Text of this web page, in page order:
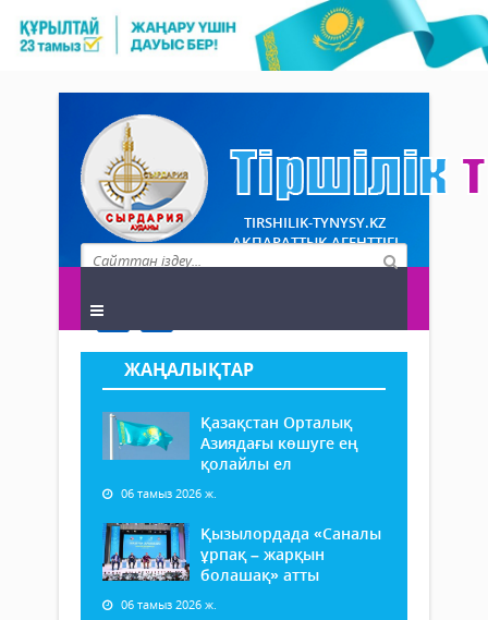
TIRSHILIK-TYNYSY.KZ
АҚПАРАТТЫҚ АГЕНТТІГІ
ЖАҢАЛЫҚТАР
Қазақстан Орталық
Азиядағы көшуге ең
қолайлы ел
06 тамыз 2026 ж.
Қызылордада «Саналы
ұрпақ – жарқын
болашақ» атты
06 тамыз 2026 ж.